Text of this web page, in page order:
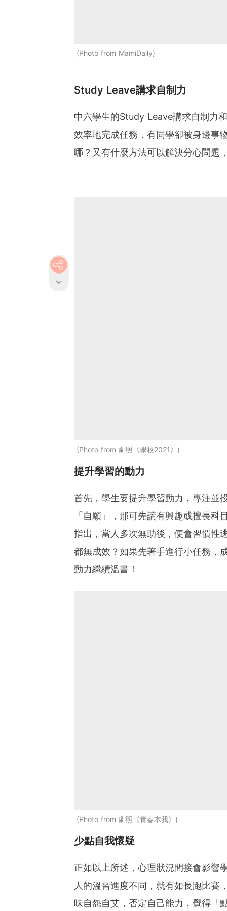
Photo from MamiDaily
Study Leave講求自制力
中六學生的Study Leave講求自制力
效率地完成任務，有同學卻被身邊事
哪？又有什麼方法可以解決分心問題
Photo from 劇照《學校2021》
提升學習的動力
首先，學生要提升學習動力，專注並
「自願」，那可先讀有興趣或擅長
指出，當人多次無助後，便會習慣性
都無成效？如果先著手進行小任務，
動力繼續溫書！
Photo from 劇照《青春本我》
少點自我懷疑
正如以上所述，心理狀況間接會影響
人的溫習進度不同，就有如長跑比賽
味自怨自艾，否定自己能力，覺得「